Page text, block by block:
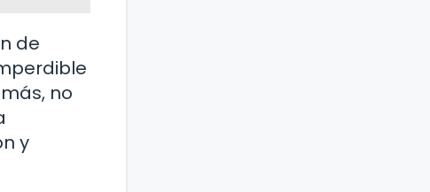
de
no
y